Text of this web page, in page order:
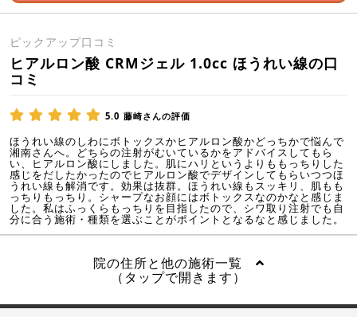
ピックアップ口コミ
ヒアルロン酸 CRMジェル 1.0cc ほうれい線の口
コミ
5.0 藤崎さんの評価
ほうれい線のしわにボトックスかヒアルロン酸かどっちかで悩んで
湘南さんへ。どちらの注射がむいているかをアドバイスしてもら
い、ヒアルロン酸にしました。肌にハリというよりももっちりした
感じをだしたかったのでヒアルロン酸でデザインしてもらいつつほ
うれい線も解消です。効果は抜群。ほうれい線もスッキリ、肌もも
っちりもっちり。シャープなお顔にはボトックスなのかなと感じま
した。私はふっくらもっちりを目指したので、シワ取り注射でも自
分に合う施術・種類を選ぶことがポイントとなるなと感じました。
院の住所と他の施術一覧
（タップで開きます）